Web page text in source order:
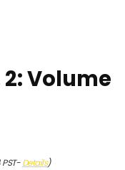
Volume
Details)